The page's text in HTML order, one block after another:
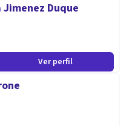
Jimenez Duque
Ver perfil